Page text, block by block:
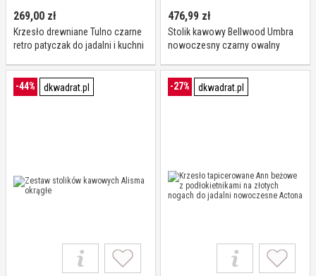
269,00 zł
Krzesło drewniane Tulno czarne
retro patyczak do jadalni i kuchni
476,99 zł
Stolik kawowy Bellwood Umbra
nowoczesny czarny owalny
-44% dkwadrat.pl -27% dkwadrat.pl